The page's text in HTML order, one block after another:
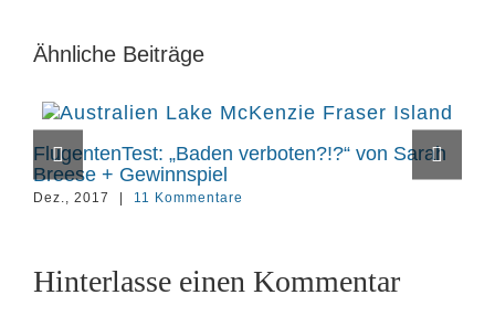
Ähnliche Beiträge
FlugentenTest: „Baden verboten?!?“ von Sarah
Breese + Gewinnspiel
Dez., 2017 11 Kommentare
Hinterlasse einen Kommentar